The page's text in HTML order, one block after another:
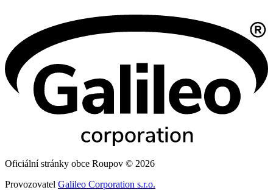
Oficiální stránky obce Roupov © 2026
Provozovatel Galileo Corporation s.r.o.